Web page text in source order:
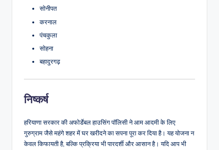
सोनीपत
करनाल
पंचकुला
सोहना
बहादुरगढ़
निष्कर्ष
हरियाणा सरकार की अफोर्डेबल हाउसिंग पॉलिसी ने आम आदमी के लिए
गुरुग्राम जैसे महंगे शहर में घर खरीदने का सपना पूरा कर दिया है। यह योजना न
केवल किफायती है, बल्कि प्रक्रिया भी पारदर्शी और आसान है। यदि आप भी